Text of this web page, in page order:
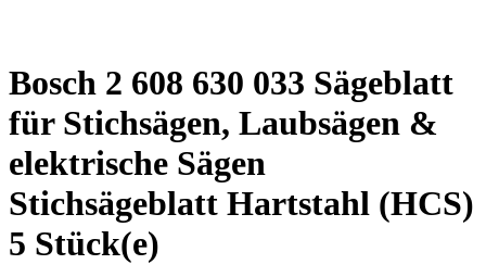
Bosch 2 608 630 033 Sägeblatt
für Stichsägen, Laubsägen &
elektrische Sägen
Stichsägeblatt Hartstahl (HCS)
5 Stück(e)